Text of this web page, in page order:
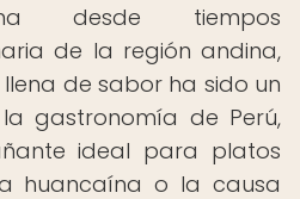
desde tiempos
de la región andina,
de sabor ha sido un
gastronomía de Perú,
ideal para platos
huancaína o la causa